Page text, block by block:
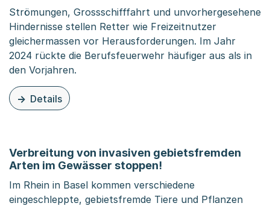
Strömungen, Grossschifffahrt und unvorhergesehene
Hindernisse stellen Retter wie Freizeitnutzer
gleichermassen vor Herausforderungen. Im Jahr
2024 rückte die Berufsfeuerwehr häufiger aus als in
den Vorjahren.
Details
zu dieser News: Ungewöhnlich viele Wasserrettungen
Verbreitung von invasiven gebietsfremden
Arten im Gewässer stoppen!
Im Rhein in Basel kommen verschiedene
eingeschleppte, gebietsfremde Tiere und Pflanzen